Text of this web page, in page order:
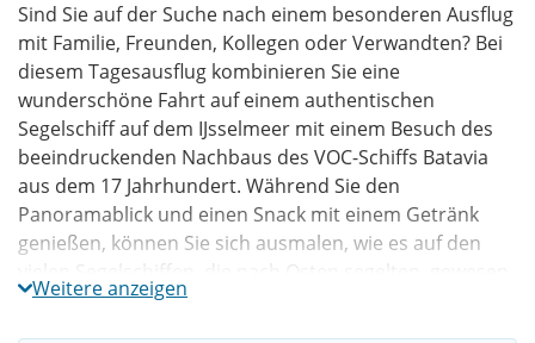
Sind Sie auf der Suche nach einem besonderen Ausflug
mit Familie, Freunden, Kollegen oder Verwandten? Bei
diesem Tagesausflug kombinieren Sie eine
wunderschöne Fahrt auf einem authentischen
Segelschiff auf dem IJsselmeer mit einem Besuch des
beeindruckenden Nachbaus des VOC-Schiffs Batavia
aus dem 17 Jahrhundert. Während Sie den
Panoramablick und einen Snack mit einem Getränk
genießen, können Sie sich ausmalen, wie es auf den
vielen Segelschiffen, die nach Osten segelten, gewesen
sein muss.
Weitere anzeigen